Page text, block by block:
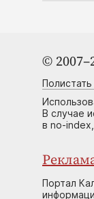
©
Полистать
В случае
в no-
Портал